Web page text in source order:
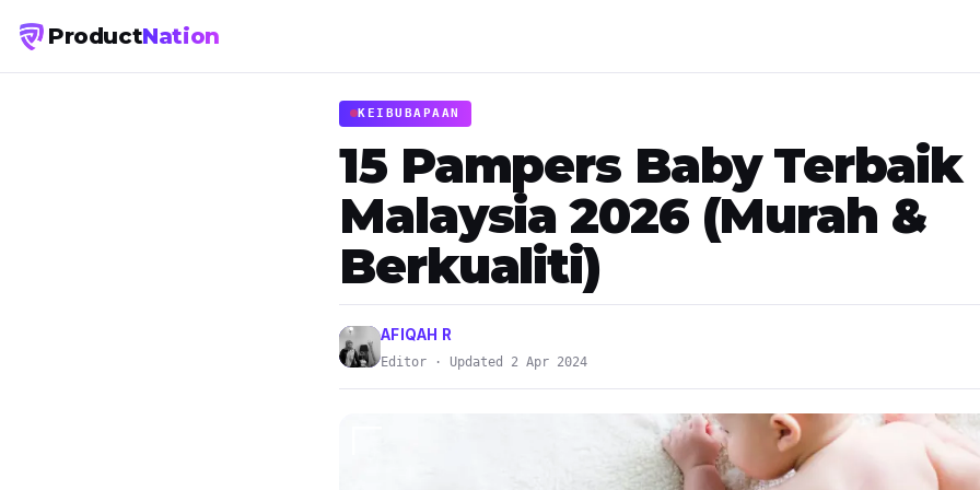
ProductNation
KEIBUBAPAAN
15 Pampers Baby Terbaik
Malaysia 2026 (Murah &
Berkualiti)
AFIQAH R
Editor · Updated 2 Apr 2024